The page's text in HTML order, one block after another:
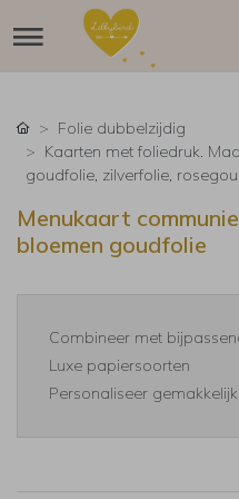
Folie dubbelzijdig
Kaarten met foliedruk.
goudfolie, zilverfolie,
Menukaart
bloemen goudfolie
Combineer met
Luxe papiersoorten
Personaliseer